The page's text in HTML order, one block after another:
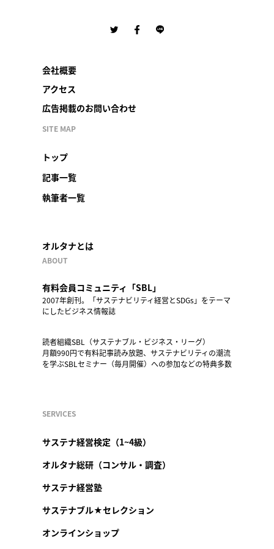
会社概要
アクセス
広告掲載のお問い合わせ
SITE MAP
トップ
記事一覧
執筆者一覧
オルタナとは
ABOUT
有料会員コミュニティ「SBL」
2007年創刊。「サステナビリティ経営とSDGs」をテーマ
にしたビジネス情報誌
読者組織SBL（サステナブル・ビジネス・リーグ）
月額990円で有料記事読み放題、サステナビリティの潮流
を学ぶSBLセミナー（毎月開催）への参加などの特典多数
SERVICES
サステナ経営検定（1~4級）
オルタナ総研（コンサル・調査）
サステナ経営塾
サステナブル★セレクション
オンラインショップ